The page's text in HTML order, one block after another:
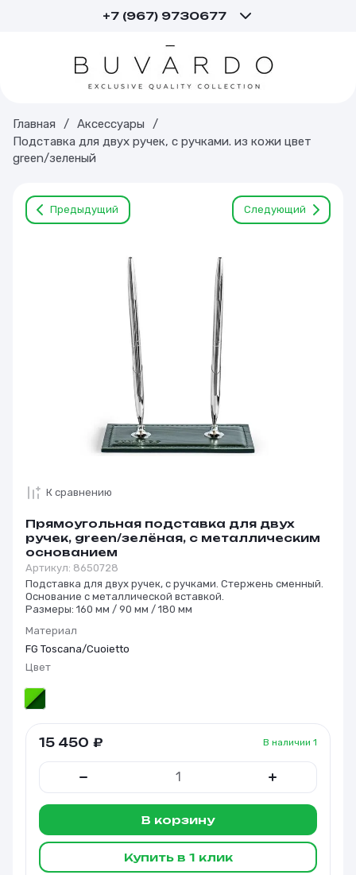
+7 (967) 9730677
Главная / Аксессуары
/
Подставка для двух ручек, с ручками. из кожи цвет
green/зеленый
Предыдущий Следующий
Прямоугольная подставка для двух
ручек, green/зелёная, с металлическим
основанием
Артикул: 8650728
Подставка для двух ручек, с ручками. Стержень сменный.
Основание с металлической вставкой.
Размеры: 160 мм / 90 мм / 180 мм
Материал
FG Toscana/Cuoietto
Цвет
В наличии 1
15 450 ₽
В корзину
Купить в 1 клик
К сравнению